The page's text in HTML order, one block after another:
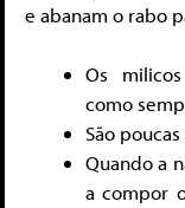
e abanam o rabo
Os
como
São
Quando a
a compor